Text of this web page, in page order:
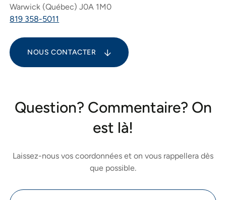
Warwick (Québec) J0A 1M0
819 358-5011
NOUS CONTACTER
Question? Commentaire? On
est là!
Laissez-nous vos coordonnées et on vous rappellera dès
que possible.